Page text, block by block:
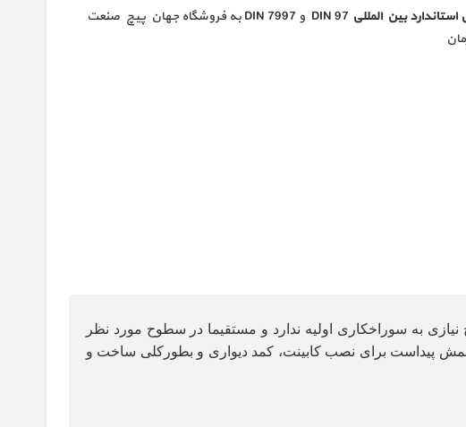
بین المللی
DIN 97 و DIN 7997 به فروشگاه جهان پیچ صنعت
به سوراخکاری اولیه ندارد و مستقیما در سطوح مورد نظر
پیداست برای نصب کابینت، کمد دیواری و بطورکلی ساخت و